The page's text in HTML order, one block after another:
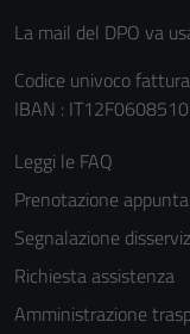
La mail del DPO va
Codice univoco
IBAN :
Leggi le FAQ
Prenotazione
Segnalazione
Richiesta assistenza
Amministrazione